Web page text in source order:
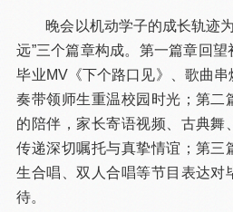
晚会以机动学子的成长轨迹为
远”三个篇章构成。第一篇章回望
毕业MV《下个路口见》、歌曲
奏带领师生重温校园时光；第二
的陪伴，家长寄语视频、古典舞
传递深切嘱托与真挚情谊；第三
生合唱、双人合唱等节目表达对
待。